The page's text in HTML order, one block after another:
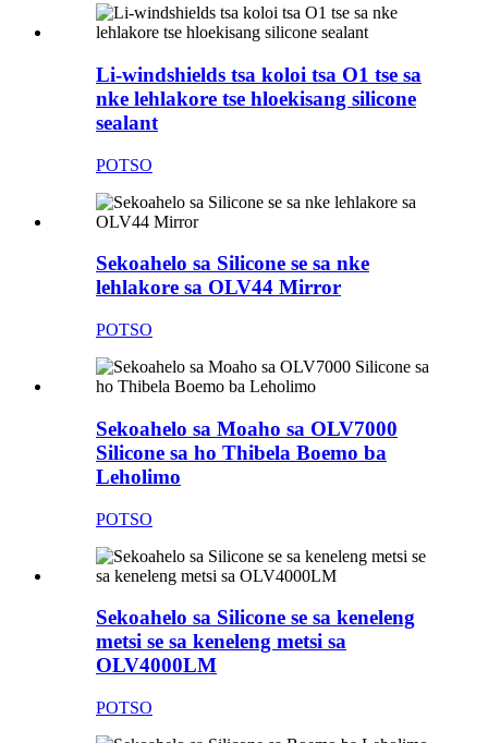
Li-windshields tsa koloi tsa O1 tse sa
nke lehlakore tse hloekisang silicone
sealant
POTSO
Sekoahelo sa Silicone se sa nke
lehlakore sa OLV44 Mirror
POTSO
Sekoahelo sa Moaho sa OLV7000
Silicone sa ho Thibela Boemo ba
Leholimo
POTSO
Sekoahelo sa Silicone se sa keneleng
metsi se sa keneleng metsi sa
OLV4000LM
POTSO